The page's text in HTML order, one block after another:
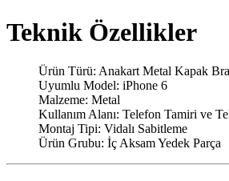
Teknik Özellikler
Ürün Türü: Anakart Metal Kapak
Uyumlu Model: iPhone 6
Malzeme: Metal
Kullanım Alanı: Telefon Tamiri ve
Montaj Tipi: Vidalı Sabitleme
Ürün Grubu: İç Aksam Yedek Parça